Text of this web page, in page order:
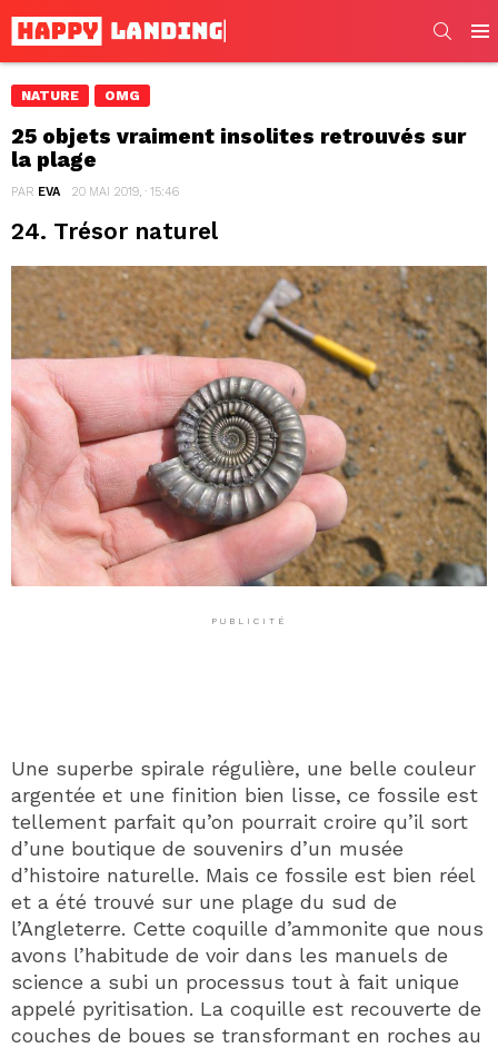
NATURE OMG
25 objets vraiment insolites retrouvés sur
la plage
PAR EVA 20 MAI 2019, · 15:46
24. Trésor naturel
PUBLICITÉ
Une superbe spirale régulière, une belle couleur
argentée et une finition bien lisse, ce fossile est
tellement parfait qu’on pourrait croire qu’il sort
d’une boutique de souvenirs d’un musée
d’histoire naturelle. Mais ce fossile est bien réel
et a été trouvé sur une plage du sud de
l’Angleterre. Cette coquille d’ammonite que nous
avons l’habitude de voir dans les manuels de
science a subi un processus tout à fait unique
appelé pyritisation. La coquille est recouverte de
couches de boues se transformant en roches au